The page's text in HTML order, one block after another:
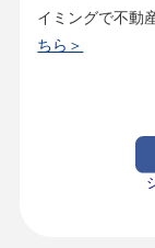
イミングで不動
ちら＞